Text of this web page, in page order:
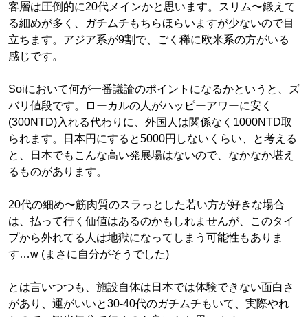
客層は圧倒的に20代メインかと思います。スリム〜鍛えて
る細めが多く、ガチムチもちらほらいますが少ないので目
立ちます。アジア系が9割で、ごく稀に欧米系の方がいる
感じです。
Soiにおいて何が一番議論のポイントになるかというと、ズ
バリ値段です。ローカルの人がハッピーアワーに安く
(300NTD)入れる代わりに、外国人は関係なく1000NTD取
られます。日本円にすると5000円しないくらい、と考える
と、日本でもこんな高い発展場はないので、なかなか堪え
るものがあります。
20代の細め〜筋肉質のスラっとした若い方が好きな場合
は、払って行く価値はあるのかもしれませんが、このタイ
プから外れてる人は地獄になってしまう可能性もありま
す…w (まさに自分がそうでした)
とは言いつつも、施設自体は日本では体験できない面白さ
があり、運がいいと30-40代のガチムチもいて、実際やれ